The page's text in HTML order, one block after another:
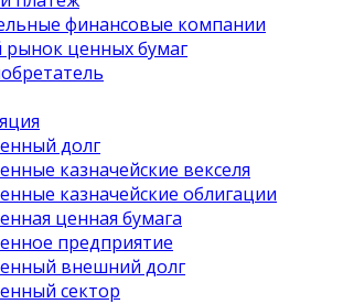
финансовые компании
ценных бумаг
долг
казначейские векселя
казначейские облигации
ценная бумага
предприятие
внешний долг
сектор